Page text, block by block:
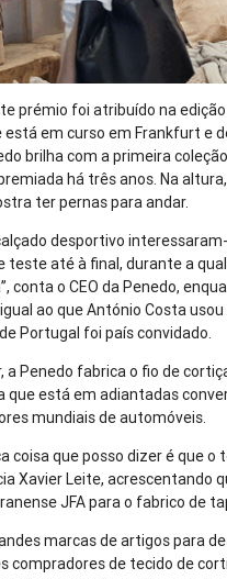
prémio foi atribuído na
em curso em Frankfurt e
brilha com a primeira
há três anos. Na
ter pernas para andar.
desportivo
teste até à final, durante a
conta o CEO da Penedo,
ao que António Costa
Portugal foi país convidado.
a Penedo fabrica o fio de
que está em adiantadas
mundiais de automóveis.
coisa que posso dizer é que o
Xavier Leite, acrescentando
JFA para o fabrico de
marcas de artigos para
compradores de tecido de